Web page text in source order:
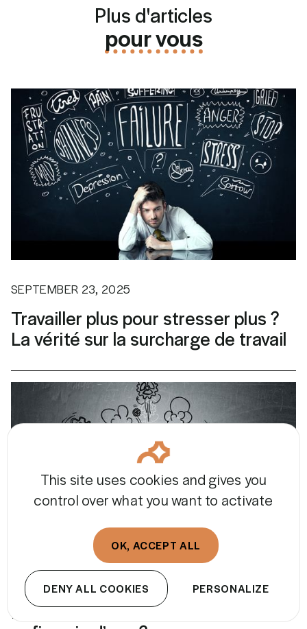
Plus d'articles
pour vous
SEPTEMBER 23, 2025
Travailler plus pour stresser plus ?
La vérité sur la surcharge de travail
29 AVRIL 2025
Bien-être des RH : et si on prenait
This site uses cookies and gives you
control over what you want to activate
OK, ACCEPT ALL
DENY ALL COOKIES PERSONALIZE